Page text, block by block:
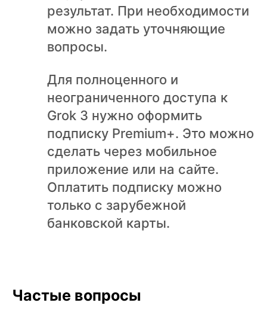
результат. При необходимости
можно задать уточняющие
вопросы.
Для полноценного и
неограниченного доступа к
Grok 3 нужно оформить
подписку Premium+. Это можно
сделать через мобильное
приложение или на сайте.
Оплатить подписку можно
только с зарубежной
банковской карты.
Частые вопросы